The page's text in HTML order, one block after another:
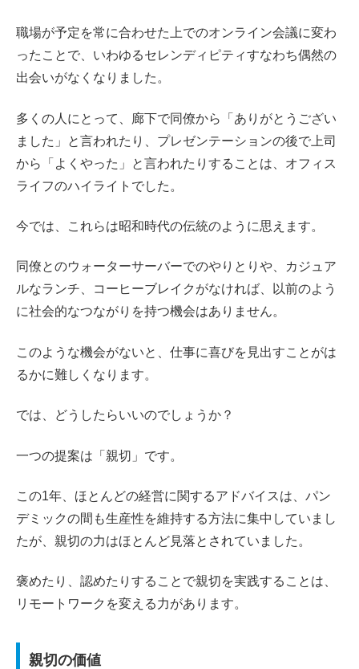
職場が予定を常に合わせた上でのオンライン会議に変わ
ったことで、いわゆるセレンディピティすなわち偶然の
出会いがなくなりました。
多くの人にとって、廊下で同僚から「ありがとうござい
ました」と言われたり、プレゼンテーションの後で上司
から「よくやった」と言われたりすることは、オフィス
ライフのハイライトでした。
今では、これらは昭和時代の伝統のように思えます。
同僚とのウォーターサーバーでのやりとりや、カジュア
ルなランチ、コーヒーブレイクがなければ、以前のよう
に社会的なつながりを持つ機会はありません。
このような機会がないと、仕事に喜びを見出すことがは
るかに難しくなります。
では、どうしたらいいのでしょうか？
一つの提案は「親切」です。
この1年、ほとんどの経営に関するアドバイスは、パン
デミックの間も生産性を維持する方法に集中していまし
たが、親切の力はほとんど見落とされていました。
褒めたり、認めたりすることで親切を実践することは、
リモートワークを変える力があります。
親切の価値